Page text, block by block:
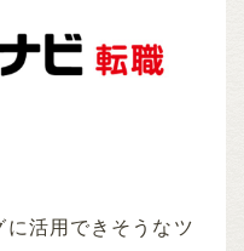
に活用できそうなツ